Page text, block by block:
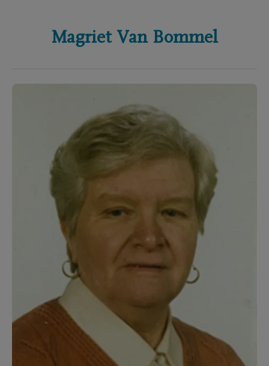
Magriet Van Bommel